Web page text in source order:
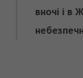
вночі і в